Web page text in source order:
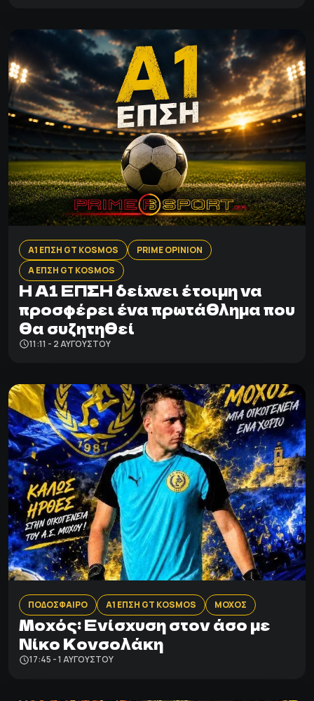
Α1 ΕΠΣΗ GT KOSMOS
PRIME OPINION
Α ΕΠΣΗ GT KOSMOS
Η Α1 ΕΠΣΗ δείχνει έτοιμη να
προσφέρει ένα πρωτάθλημα που
θα συζητηθεί
11:11 - 2 ΑΥΓΟΎΣΤΟΥ
ΠΟΔΟΣΦΑΙΡΟ Α1 ΕΠΣΗ GT KOSMOS ΜΟΧΟΣ
Μοχός: Ενίσχυση στον άσο με
Νίκο Κονσολάκη
17:45 - 1 ΑΥΓΟΎΣΤΟΥ